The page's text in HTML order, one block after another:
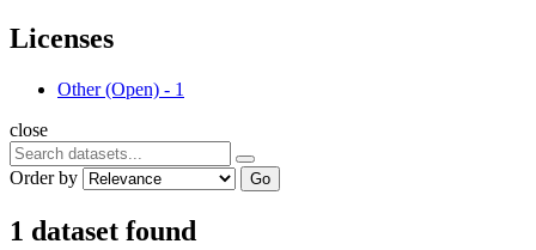
Licenses
Other (Open) - 1
close
Order by Go
1 dataset found